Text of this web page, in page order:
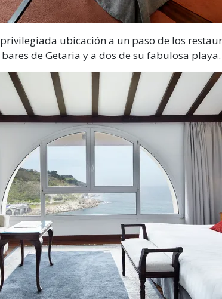
privilegiada ubicacióna un paso de los
bares de Getaria y a dos de su fabulosa playa.